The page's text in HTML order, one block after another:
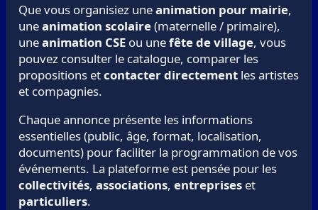
Que vous organisiez uneanimation pour mairie,
uneanimation scolaire(maternelle / primaire),
uneanimation CSEou unefête de village, vous
pouvez consulter le catalogue, comparer les
propositions etcontacter directementles artistes
et compagnies.
Chaque annonce présente les informations
essentielles (public, âge, format, localisation,
documents) pour faciliter la programmation de vos
événements. La plateforme est pensée pour les
collectivités, associations, entrepriseset
particuliers.